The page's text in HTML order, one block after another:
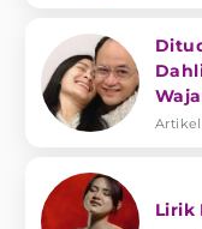
Artikel
Lirik